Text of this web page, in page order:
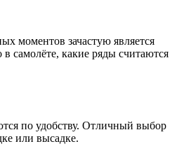
моментов зачастую является
самолёте, какие ряды считаются
по удобству. Отличный выбор
или высадке.